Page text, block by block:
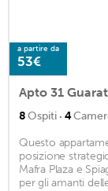
a partire da
53€
8Ospiti · 4
Questo
posizione
Mafra Plaza e
per gli amanti